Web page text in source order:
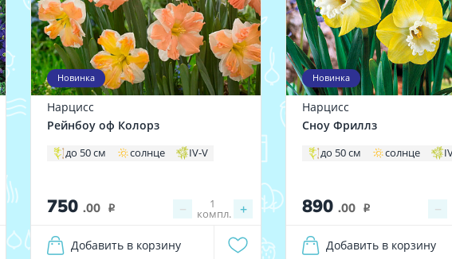
Новинка
Нарцисс
Рейнбоу оф Колорз
до 50 см солнце IV-V
750 .00 i − +
1
компл.
Добавить в корзину
Новинка
Нарцисс
Сноу Фриллз
до 50 см солнце
890 .00 i −
Добавить в корзину